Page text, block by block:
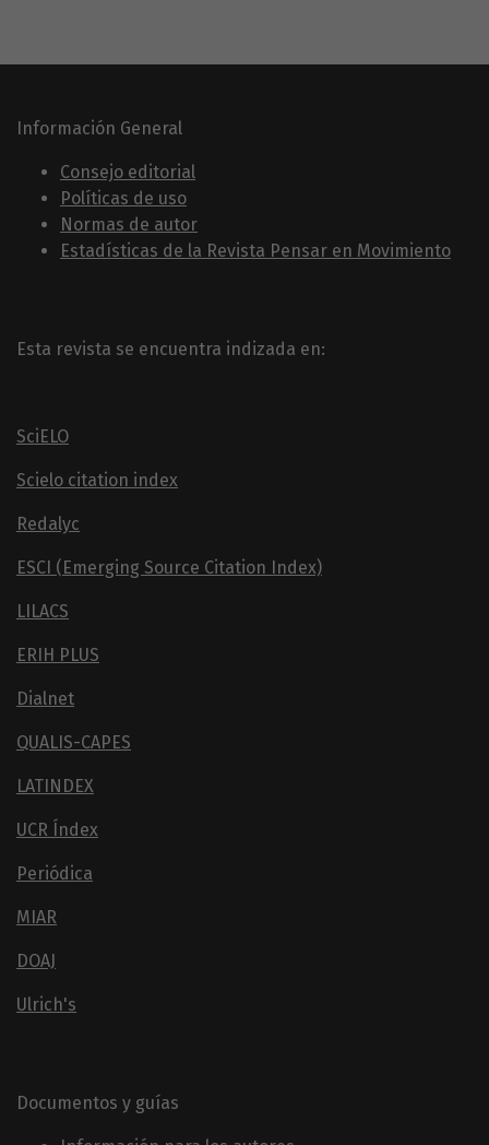
Información General
Consejo editorial
Políticas de uso
Normas de autor
Estadísticas de la Revista Pensar en Movimiento
Esta revista se encuentra indizada en:
SciELO
Scielo citation index
Redalyc
ESCI (Emerging Source Citation Index)
LILACS
ERIH PLUS
Dialnet
QUALIS-CAPES
LATINDEX
UCR Índex
Periódica
MIAR
DOAJ
Ulrich's
Documentos y guías